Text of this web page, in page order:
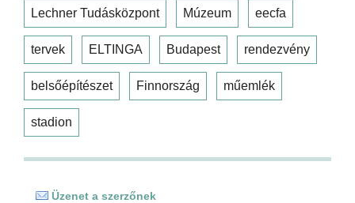
Lechner Tudásközpont Múzeum eecfa
tervek ELTINGA Budapest rendezvény
belsőépítészet Finnország műemlék
stadion
Üzenet a szerzőnek